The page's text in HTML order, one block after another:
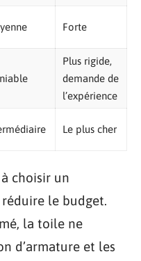
Forte
Plus rigide,
demande de
l’expérience
Le plus cher
choisir un
le budget.
la toile ne
d’armature et les